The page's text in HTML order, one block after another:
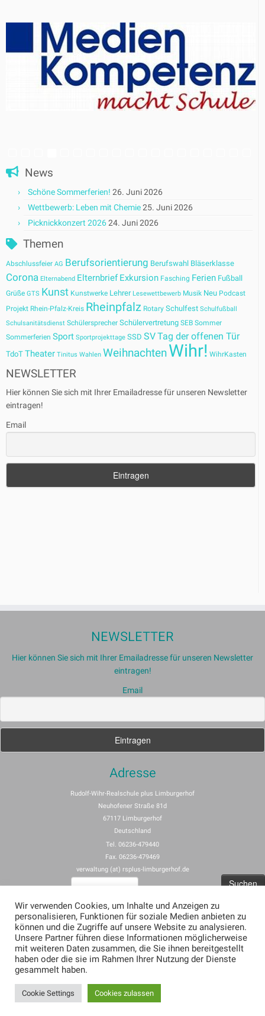
News
Schöne Sommerferien! 26. Juni 2026
Wettbewerb: Leben mit Chemie25. Juni 2026
Picknickkonzert 202624. Juni 2026
Themen
Abschlussfeier AG Berufsorientierung Berufswahl Bläserklasse
Corona Elternabend Elternbrief Exkursion Fasching Ferien Fußball
Grüße GTS Kunst Kunstwerke Lehrer Lesewettbewerb Musik Neu Podcast
Projekt Rhein-Pfalz-Kreis Rheinpfalz Rotary Schulfest Schulfußball
Schulsanitätsdienst Schülersprecher Schülervertretung SEB Sommer
Sommerferien Sport Sportprojekttage SSD SVTag der offenen Tür
TdoT Theater Tinitus Wahlen WeihnachtenWihr! WihrKasten
NEWSLETTER
Hier können Sie sich mit Ihrer Emailadresse für unseren Newsletter
eintragen!
Email
NEWSLETTER
Hier können Sie sich mit Ihrer Emailadresse für unseren Newsletter
eintragen!
Email
Adresse
Rudolf-Wihr-Realschule plus Limburgerhof
Neuhofener Straße 81d
67117 Limburgerhof
Deutschland
Tel. 06236-479440
Fax. 06236-479469
verwaltung (at) rsplus-limburgerhof.de
Impressum
Allgemeine Nutzungsbedingungen für rspus-limburgerhof.de
Erklärung zum Datenschutz (Privacy Policy) für rsplus-limburgerhof.de
Wir verwenden Cookies, um Inhalte und Anzeigen zu
personalisieren, Funktionen für soziale Medien anbieten zu
können und die Zugriffe auf unsere Website zu analysieren.
Unsere Partner führen diese Informationen möglicherweise
mit weiteren Daten zusammen, die Sie ihnen bereitgestellt
haben oder die sie im Rahmen Ihrer Nutzung der Dienste
gesammelt haben.
Cookie Settings Cookies zulassen